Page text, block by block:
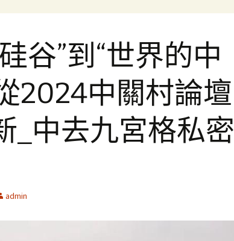
谷”到“世界的中
2024中關村論壇
_中去九宮格私密
admin